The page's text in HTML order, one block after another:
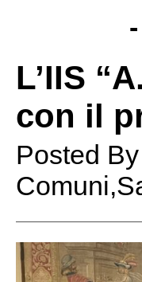
L’IIS
con il
Posted By